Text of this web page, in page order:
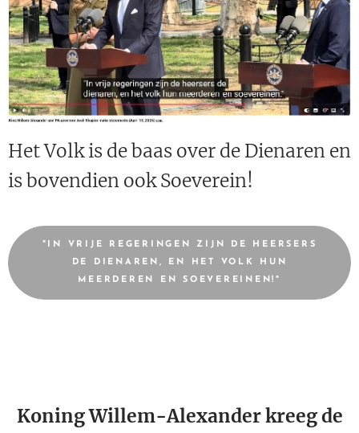
Het Volk is de baas over de Dienaren en
is bovendien ook Soeverein!
"IN VRIJE REGERINGEN ZIJN DE HEERSERS
DE DIENAREN, EN HET VOLK HUN
MEERDEREN EN SOEVEREINEN!"
Koning Willem-Alexander kreeg de